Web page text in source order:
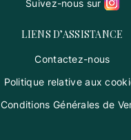
Suivez-nous sur
LIENS D’ASSISTANCE
Contactez-nous
Politique relative aux
Conditions Générales de